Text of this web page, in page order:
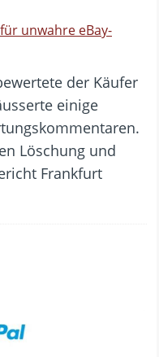
unwahre eBay-
der Käufer
einige
Löschung und
Frankfurt